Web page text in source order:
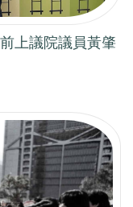
上議院議員黃肇